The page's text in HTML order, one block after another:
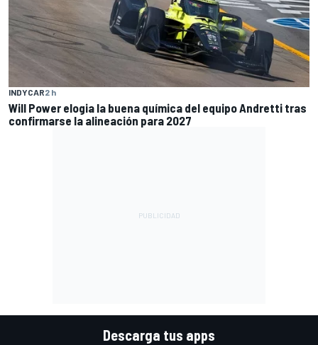
INDYCAR2 h
Will Power elogia la buena química del equipo Andretti tras
confirmarse la alineación para 2027
Descarga tus apps